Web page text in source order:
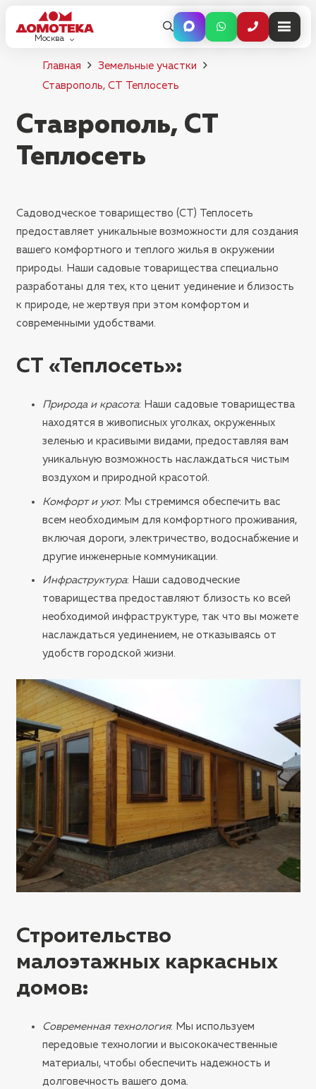
Москва
Главная
Земельные участки
Ставрополь, СТ Теплосеть
Ставрополь, СТ
Теплосеть
Садоводческое товарищество (СТ) Теплосеть
предоставляет уникальные возможности для создания
вашего комфортного и теплого жилья в окружении
природы. Наши садовые товарищества специально
разработаны для тех, кто ценит уединение и близость
к природе, не жертвуя при этом комфортом и
современными удобствами.
СТ «Теплосеть»:
Природа и красота: Наши садовые товарищества
находятся в живописных уголках, окруженных
зеленью и красивыми видами, предоставляя вам
уникальную возможность наслаждаться чистым
воздухом и природной красотой.
Комфорт и уют: Мы стремимся обеспечить вас
всем необходимым для комфортного проживания,
включая дороги, электричество, водоснабжение и
другие инженерные коммуникации.
Инфраструктура: Наши садоводческие
товарищества предоставляют близость ко всей
необходимой инфраструктуре, так что вы можете
наслаждаться уединением, не отказываясь от
удобств городской жизни.
Строительство
малоэтажных каркасных
домов:
Современная технология: Мы используем
передовые технологии и высококачественные
материалы, чтобы обеспечить надежность и
долговечность вашего дома.